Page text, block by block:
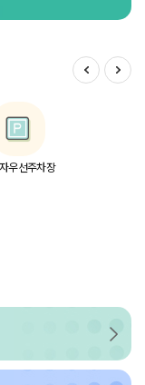
우선주차장